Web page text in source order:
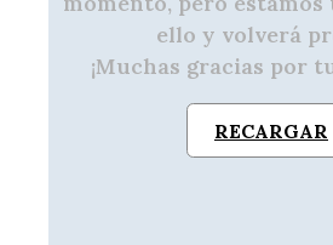
ello y volverá
¡Muchas gracias por
RECARGAR